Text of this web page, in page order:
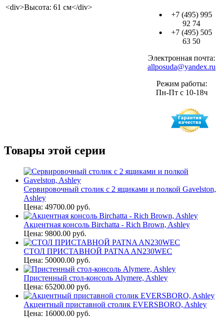
<div>Высота: 61 см</div>
+7 (495) 995
92 74
+7 (495) 505
63 50
Электронная почта:
allposuda@yandex.ru
Режим работы:
Пн-Пт с 10-18ч
Товары этой серии
Сервировочный столик с 2 ящиками и полкой Gavelston,
Ashley
Цена: 49700.00 руб.
Акцентная консоль Birchatta - Rich Brown, Ashley
Цена: 9800.00 руб.
СТОЛ ПРИСТАВНОЙ PATNA AN230WEC
Цена: 50000.00 руб.
Пристенный стол-консоль Alymere, Ashley
Цена: 65200.00 руб.
Акцентный приставной столик EVERSBORO, Ashley
Цена: 16000.00 руб.